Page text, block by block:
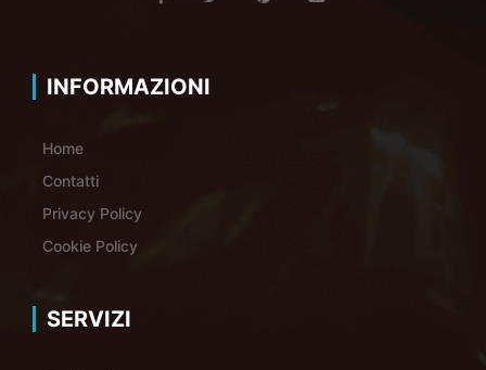
INFORMAZIONI
Home
Contatti
Privacy Policy
Cookie Policy
SERVIZI